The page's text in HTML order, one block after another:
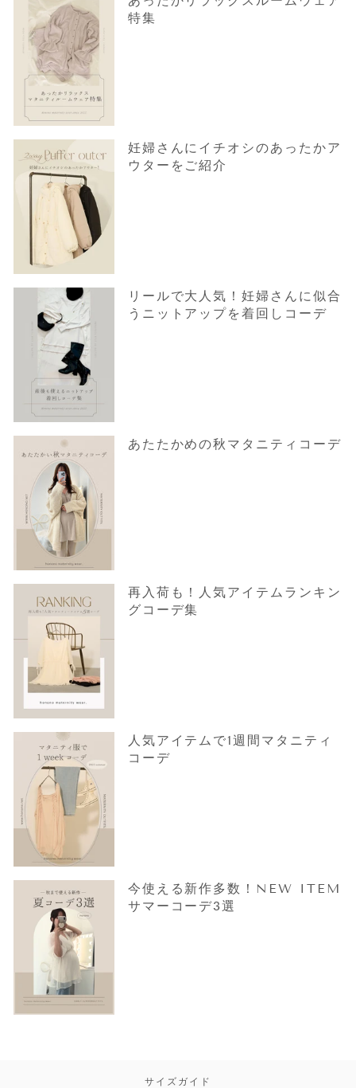
特集
妊婦さんにイチオシのあったかア
ウターをご紹介
リールで大人気！妊婦さんに似合
うニットアップを着回しコーデ
あたたかめの秋マタニティコーデ
再入荷も！人気アイテムランキン
グコーデ集
人気アイテムで1週間マタニティ
コーデ
今使える新作多数！NEW ITEM
サマーコーデ3選
サイズガイド